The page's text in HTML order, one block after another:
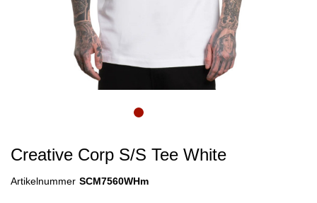
Creative Corp S/S Tee White
Artikelnummer SCM7560WHm